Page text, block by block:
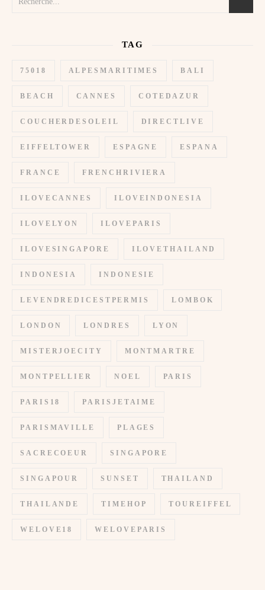
TAG
75018 ALPESMARITIMES BALI
BEACH CANNES COTEDAZUR
COUCHERDESOLEIL DIRECTLIVE
EIFFELTOWER ESPAGNE ESPANA
FRANCE FRENCHRIVIERA
ILOVECANNES ILOVEINDONESIA
ILOVELYON ILOVEPARIS
ILOVESINGAPORE ILOVETHAILAND
INDONESIA INDONESIE
LEVENDREDICESTPERMIS LOMBOK
LONDON LONDRES LYON
MISTERJOECITY MONTMARTRE
MONTPELLIER NOEL PARIS
PARIS18 PARISJETAIME
PARISMAVILLE PLAGES
SACRECOEUR SINGAPORE
SINGAPOUR SUNSET THAILAND
THAILANDE TIMEHOP TOUREIFFEL
WELOVE18 WELOVEPARIS